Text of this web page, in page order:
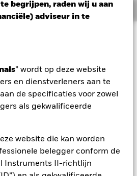
begrijpen, raden wij u aan
adviseur in te
” wordt op deze website
en dienstverleners aan te
de specificaties voor zowel
als gekwalificeerde
website die kan worden
belegger conform de
Instruments II-richtlijn
rendement op uw belegging via
fonds streeft ernaar dit te bereiken
zijn totale activa te beleggen in
van bedrijven die
actief zijn in de technologiesector.
behoren, evenals
REIT's zijn beleggingsvehikels van
in vastgoed, vastgoed
hebben. Tot de